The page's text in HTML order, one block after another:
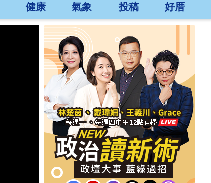
健康 氣象 投稿 好厝